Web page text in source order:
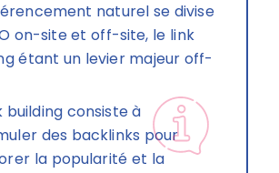
naturel se divise
on-site et off-site, le link
étant un levier majeur off-
building consiste à
des backlinks pour
la popularité et la